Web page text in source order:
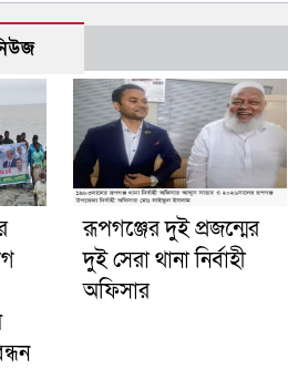
রূপগঞ্জের দুই প্রজন্মের
দুই সেরা থানা নির্বাহী
অফিসার